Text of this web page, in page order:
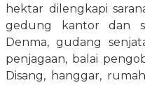
hektar dilengkapi
gedung kantor dan
Denma, gudang
penjagaan, balai
Disang, hanggar,